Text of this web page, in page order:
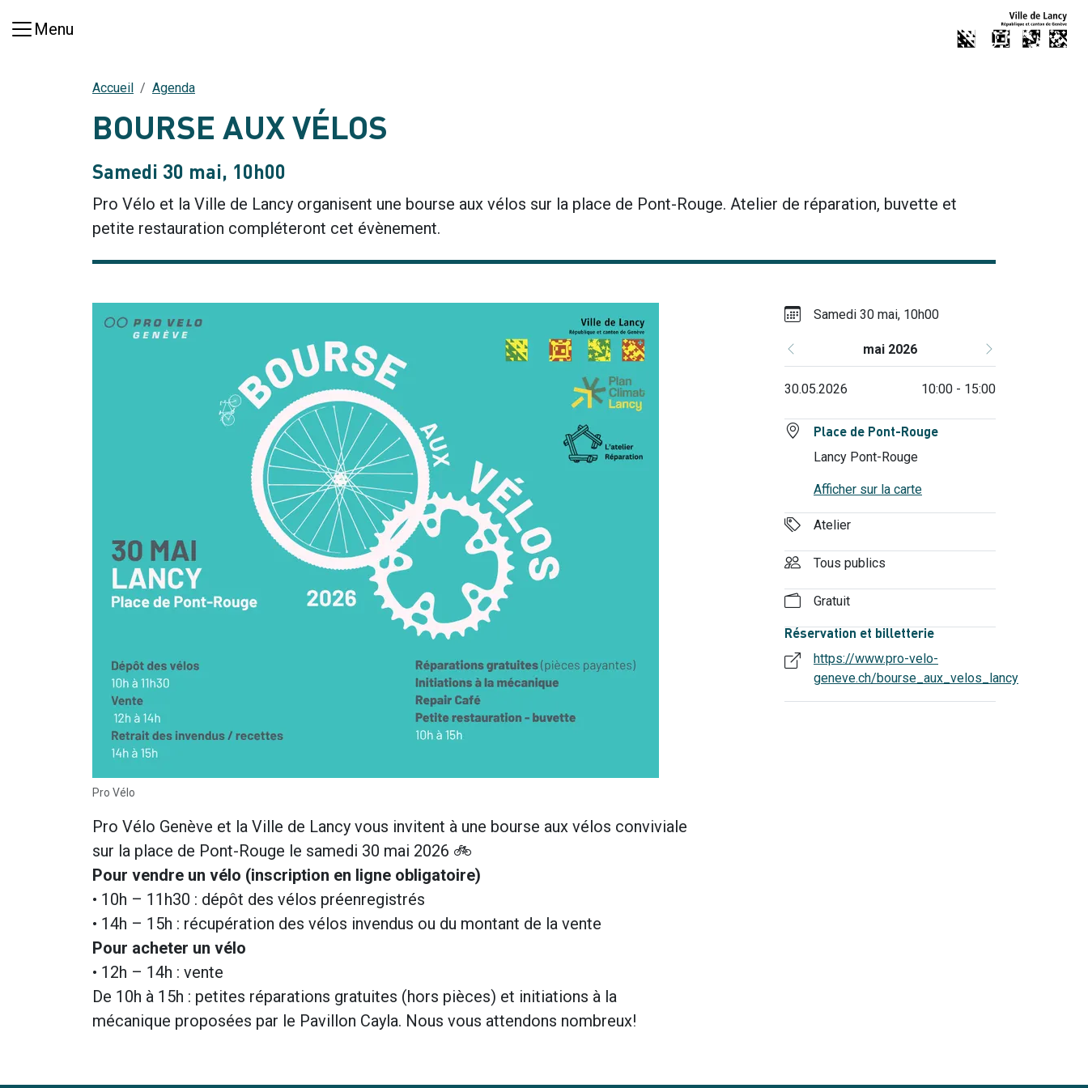
Menu
Accueil Agenda
BOURSE AUX VÉLOS
Samedi 30 mai, 10h00
Pro Vélo et la Ville de Lancy organisent une bourse aux vélos sur la place de Pont-Rouge. Atelier de réparation, buvette et
petite restauration compléteront cet évènement.
Pro Vélo
Pro Vélo Genève et la Ville de Lancy vous invitent à une bourse aux vélos conviviale
sur la place de Pont-Rouge le samedi 30 mai 2026 🚲
Pour vendre un vélo (inscription en ligne obligatoire)
• 10h – 11h30 : dépôt des vélos préenregistrés
• 14h – 15h : récupération des vélos invendus ou du montant de la vente
Pour acheter un vélo
• 12h – 14h : vente
De 10h à 15h : petites réparations gratuites (hors pièces) et initiations à la
mécanique proposées par le Pavillon Cayla. Nous vous attendons nombreux!
Samedi 30 mai, 10h00
mai 2026
30.05.2026 10:00 - 15:00
Précédent Suivant
Place de Pont-Rouge
Lancy Pont-Rouge
Afficher sur la carte
Atelier
Tous publics
Gratuit
Réservation et billetterie
https://www.pro-velo-
geneve.ch/bourse_aux_velos_lancy